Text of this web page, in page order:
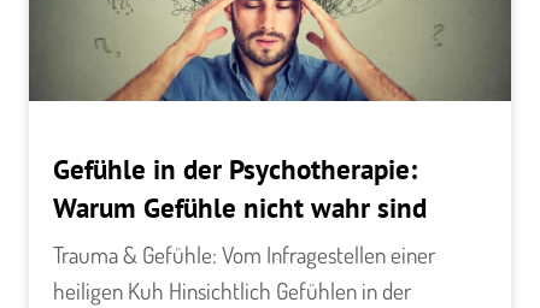
Gefühle in der Psychotherapie:
Warum Gefühle nicht wahr sind
Trauma & Gefühle: Vom Infragestellen einer
heiligen Kuh Hinsichtlich Gefühlen in der